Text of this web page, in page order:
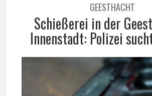
GEESTHACHT
Schießerei in der
Innenstadt: Polizei